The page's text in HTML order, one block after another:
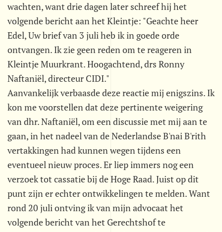
wachten, want drie dagen later schreef hij het
volgende bericht aan het Kleintje: "Geachte heer
Edel, Uw brief van 3 juli heb ik in goede orde
ontvangen. Ik zie geen reden om te reageren in
Kleintje Muurkrant. Hoogachtend, drs Ronny
Naftaniël, directeur CIDI."
Aanvankelijk verbaasde deze reactie mij enigszins. Ik
kon me voorstellen dat deze pertinente weigering
van dhr. Naftaniël, om een discussie met mij aan te
gaan, in het nadeel van de Nederlandse B'nai B'rith
vertakkingen had kunnen wegen tijdens een
eventueel nieuw proces. Er liep immers nog een
verzoek tot cassatie bij de Hoge Raad. Juist op dit
punt zijn er echter ontwikkelingen te melden. Want
rond 20 juli ontving ik van mijn advocaat het
volgende bericht van het Gerechtshof te